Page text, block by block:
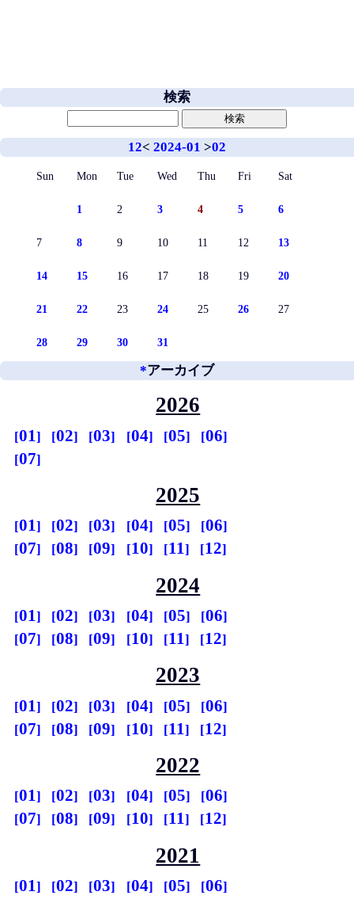
検索
12< 2024-01 >02
Sun Mon Tue Wed Thu Fri Sat
1 2 3 4 5 6
7 8 9 10 11 12 13
14 15 16 17 18 19 20
21 22 23 24 25 26 27
28 29 30 31
*アーカイブ
2026
01 02 03 04 05
06
07
2025
01 02 03 04 05
06
07
08 09 10 11 12
2024
01 02 03 04 05
06
07
08 09 10 11 12
2023
01 02 03 04 05
06
07
08 09 10 11 12
2022
01 02 03 04 05
06
07
08 09 10 11 12
2021
01 02 03 04 05
06